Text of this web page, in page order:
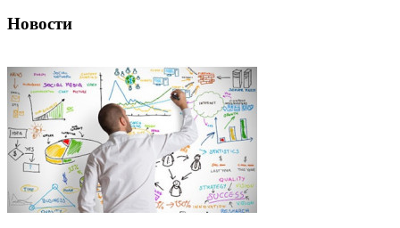
Новости